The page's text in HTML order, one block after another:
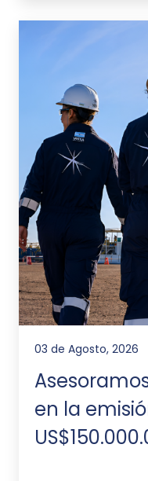
03 de Agosto, 2026
en la